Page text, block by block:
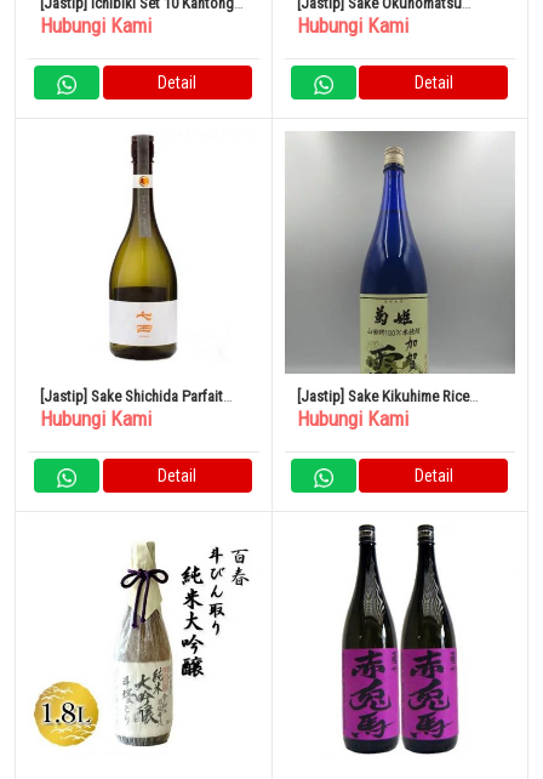
Kastanye
Hubungi Kami
Detail
Spesial Junmai 1,8L x 6 botol
Hubungi Kami
Detail
[Jastip] Sake Shichida Parfait
Junmai Daiginjo 720ml
Hubungi Kami
Detail
[Jastip] Sake Kikuhime Rice
Shochu Kaga Dew 1800ml
Hubungi Kami
Detail